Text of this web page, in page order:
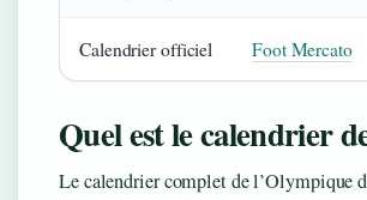
Calendrier officiel Foot Mercato
Quel est le calendrier
Le calendrier complet de l’Olympique